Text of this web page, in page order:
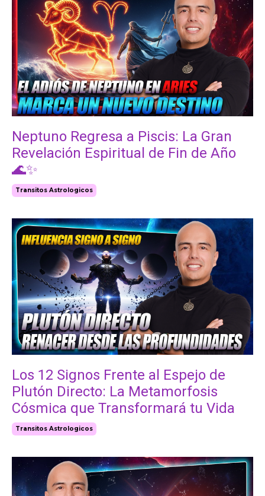
Neptuno Regresa a Piscis: La Gran
Revelación Espiritual de Fin de Año
🌊✨
Transitos Astrologicos
Los 12 Signos Frente al Espejo de
Plutón Directo: La Metamorfosis
Cósmica que Transformará tu Vida
Transitos Astrologicos